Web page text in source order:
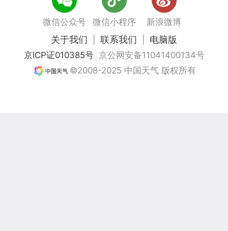
微信公众号 微信小程序 新浪微博
关于我们 联系我们 电脑版
京ICP证010385号京公网安备11041400134号
©2008-2025 中国天气 版权所有